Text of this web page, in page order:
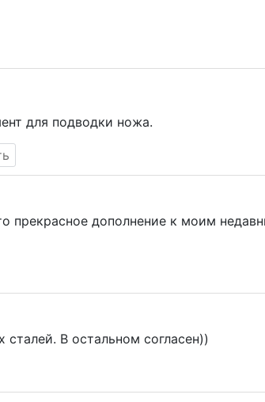
для подводки ножа.
прекрасное дополнение к моим
В остальном согласен))